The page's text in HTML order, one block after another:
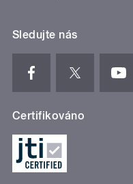
Sledujte nás
Certifikováno